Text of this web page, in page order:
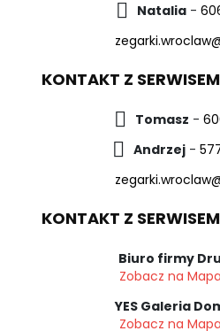
Natalia-
KONTAKT Z SERWISEM
Tomasz -
Andrzej -
KONTAKT Z SERWISEM
Biuro firmy
Zobacz na
YES Galeria
Zobacz na